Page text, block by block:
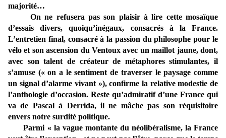
majorité…
On ne refusera pas son plaisir à lire cette mosaïque
d’essais divers, quoiqu’inégaux, consacrés à la France.
L’entretien final, consacré à la passion du philosophe pour le
vélo et son ascension du Ventoux avec un maillot jaune, dont,
avec son talent de créateur de métaphores stimulantes, il
s’amuse (« on a le sentiment de traverser le paysage comme
un signal d’alarme vivant »), confirme la relative modestie de
l’anthologie d’occasion. Reste qu’admiratif d’une France qui
va de Pascal à Derrida, il ne mâche pas son réquisitoire
envers notre surdité politique.
Parmi « la vague montante du néolibéralisme, la France